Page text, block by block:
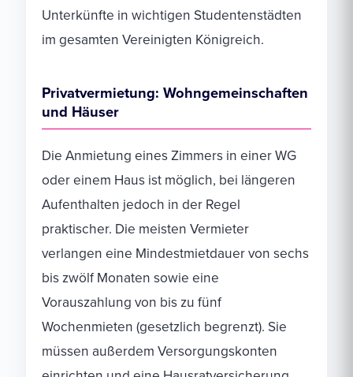
Unterkünfte in wichtigen Studentenstädten
im gesamten Vereinigten Königreich.
Privatvermietung: Wohngemeinschaften
und Häuser
Die Anmietung eines Zimmers in einer WG
oder einem Haus ist möglich, bei längeren
Aufenthalten jedoch in der Regel
praktischer. Die meisten Vermieter
verlangen eine Mindestmietdauer von sechs
bis zwölf Monaten sowie eine
Vorauszahlung von bis zu fünf
Wochenmieten (gesetzlich begrenzt). Sie
müssen außerdem Versorgungskonten